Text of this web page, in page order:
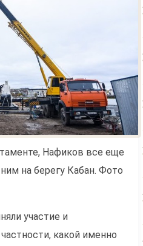
Нафиков все еще
на берегу Кабан. Фото
участие и
какой именно